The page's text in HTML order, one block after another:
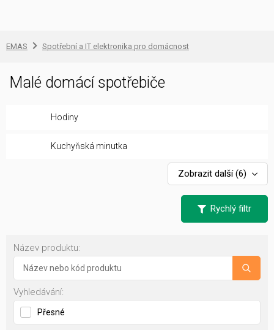
EMAS Spotřební a IT elektronika pro domácnost
Malé domácí spotřebiče
Hodiny
Kuchyňská minutka
Zobrazit další(6)
Rychlý filtr
Název produktu:
Vyhledávání:
Přesné